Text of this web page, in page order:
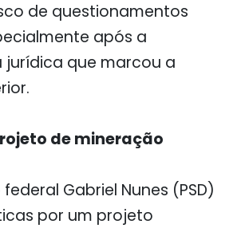
de questionamentos
após a
jurídica que marcou a
de mineração
Gabriel Nunes (PSD)
por um projeto